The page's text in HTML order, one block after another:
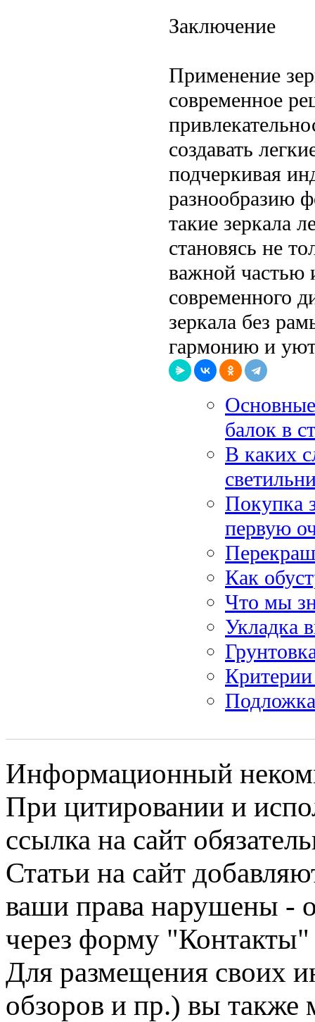
Заключение
Применение
современное
создавать
подчеркивая
разнообразию
такие зеркала
становясь не
важной частью
современного
зеркала без
гармонию и
балок в
В каких
Покупка
первую
Как
Что мы
Укладка
Критерии
Информационный
При цитировании и
ссылка на сайт
Статьи на сайт
ваши права нарушены -
через форму "Контакты"
Для размещения своих
обзоров и пр.) вы также